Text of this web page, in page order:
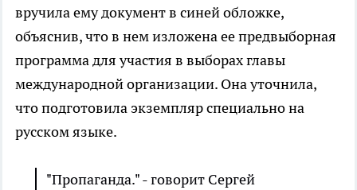
вручила ему документ в синей обложке,
объяснив, что в нем изложена ее предвыборная
программа для участия в выборах главы
международной организации. Она уточнила,
что подготовила экземпляр специально на
русском языке.
"Пропаганда." - говорит Сергей